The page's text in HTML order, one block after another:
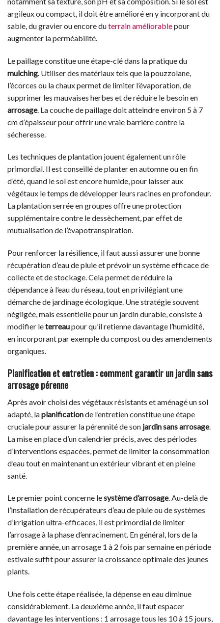
argileux ou compact, il doit être amélioré en y incorporant du
sable, du gravier ou encore duterrain améliorablepour
augmenter la perméabilité.
Le paillage constitue une étape-clé dans la pratique du
mulching . Utiliser des matériaux tels que la pouzzolane,
l’écorces ou la chaux permet de limiter l’évaporation, de
supprimer les mauvaises herbes et de réduire le besoin en
arrosage. La couche de paillage doit atteindre environ 5 à 7
cm d’épaisseur pour offrir une vraie barrière contre la
sécheresse.
Les techniques de plantation jouent également un rôle
primordial. Il est conseillé de planter en automne ou en fin
d’été, quand le sol est encore humide, pour laisser aux
végétaux le temps de développer leurs racines en profondeur.
La plantation serrée en groupes offre une protection
supplémentaire contre le dessèchement, par effet de
mutualisation de l’évapotranspiration.
Pour renforcer la résilience, il faut aussi assurer une bonne
récupération d’eau de pluie et prévoir un système efficace de
collecte et de stockage. Cela permet de réduire la
dépendance à l’eau du réseau, tout en privilégiant une
démarche de jardinage écologique. Une stratégie souvent
négligée, mais essentielle pour un jardin durable, consiste à
modifier leterreaupour qu’il retienne davantage l’humidité,
en incorporant par exemple du compost ou des amendements
organiques.
Planification et entretien : comment garantir un jardin sans
arrosage pérenne
Après avoir choisi des végétaux résistants et aménagé un sol
adapté, laplanificationde l’entretien constitue une étape
cruciale pour assurer la pérennité de son jardin sans arrosage.
La mise en place d’un calendrier précis, avec des périodes
d’interventions espacées, permet de limiter la consommation
d’eau tout en maintenant un extérieur vibrant et en pleine
santé.
Le premier point concerne lesystème d’arrosage. Au-delà de
l’installation de récupérateurs d’eau de pluie ou de systèmes
d’irrigation ultra-efficaces, il est primordial de limiter
l’arrosage à la phase d’enracinement. En général, lors de la
première année, un arrosage 1 à 2 fois par semaine en période
estivale suffit pour assurer la croissance optimale des jeunes
plants.
Une fois cette étape réalisée, la dépense en eau diminue
considérablement. La deuxième année, il faut espacer
davantage les interventions : 1 arrosage tous les 10 à 15 jours,